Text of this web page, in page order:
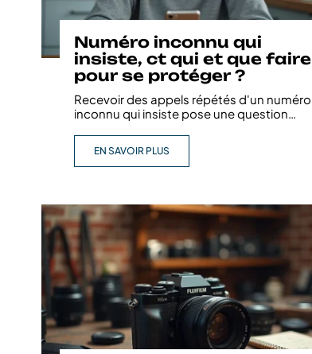
Numéro inconnu qui
insiste, ct qui et que faire
pour se protéger ?
Recevoir des appels répétés d'un numéro
inconnu qui insiste pose une question…
EN SAVOIR PLUS